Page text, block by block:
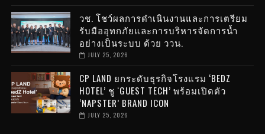
วช. โชว์ผลการดำเนินงานและการเตรียม
รับมืออุทกภัยและการบริหารจัดการน้ำ
อย่างเป็นระบบ ด้วย ววน.
JULY 25, 2026
CP LAND ยกระดับธุรกิจโรงแรม ‘BEDZ
HOTEL’ ชู ‘GUEST TECH’ พร้อมเปิดตัว
‘NAPSTER’ BRAND ICON
JULY 25, 2026